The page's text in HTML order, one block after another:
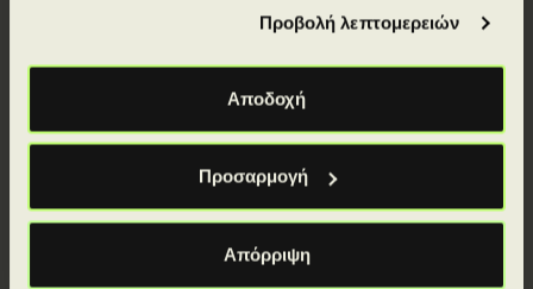
Προβολή λεπτομερειών
Αποδοχή
Προσαρμογή
Απόρριψη